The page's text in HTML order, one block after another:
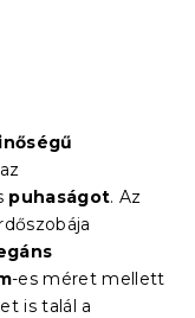
puhaságot. Az
-es méret mellett
is talál a